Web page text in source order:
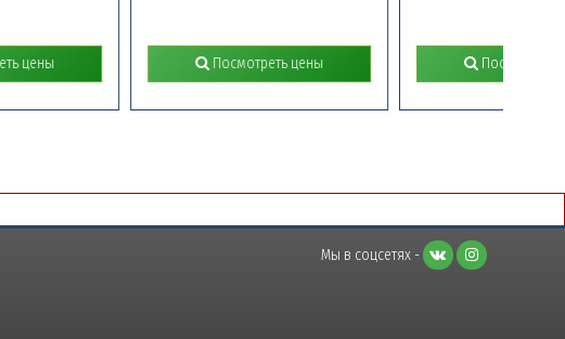
Посмотреть цены Посмотреть цены
Мы в соцсетях -